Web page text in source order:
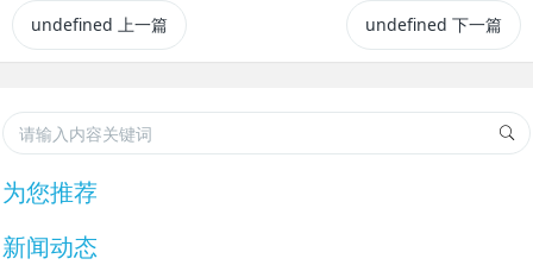
undefined 上一篇 undefined 下一篇
为您推荐
新闻动态